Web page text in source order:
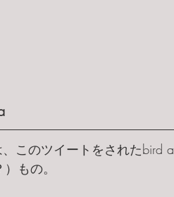
、このツイートをされたbird
もの。